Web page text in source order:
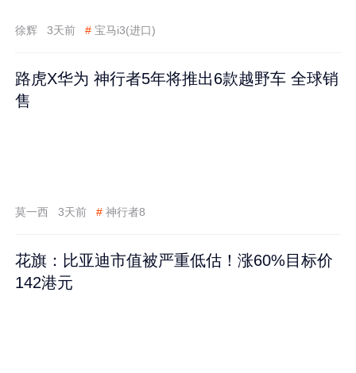
徐辉 3天前 # 宝马i3(进口)
路虎X华为 神行者5年将推出6款越野车 全球销
售
莫一西 3天前 # 神行者8
花旗：比亚迪市值被严重低估！涨60%目标价
142港元